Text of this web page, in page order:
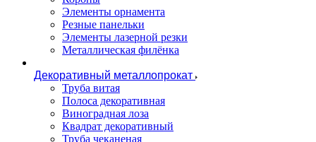
Элементы орнамента
Резные панельки
Элементы лазерной резки
Металлическая филёнка
Декоративный металлопрокат
Труба витая
Полоса декоративная
Виноградная лоза
Квадрат декоративный
Труба чеканеная